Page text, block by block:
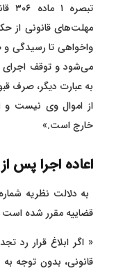
مهلت‌های قانونی از
واخواهی تا رسیدگی
می‌شود و توقف اجرای
به عبارت دیگر، صرف
خارج است.»
اعاده اجرا پس
قضاییه مقرر شده
« اگر ابلاغ قرار رد
قانونی، بدون توجه